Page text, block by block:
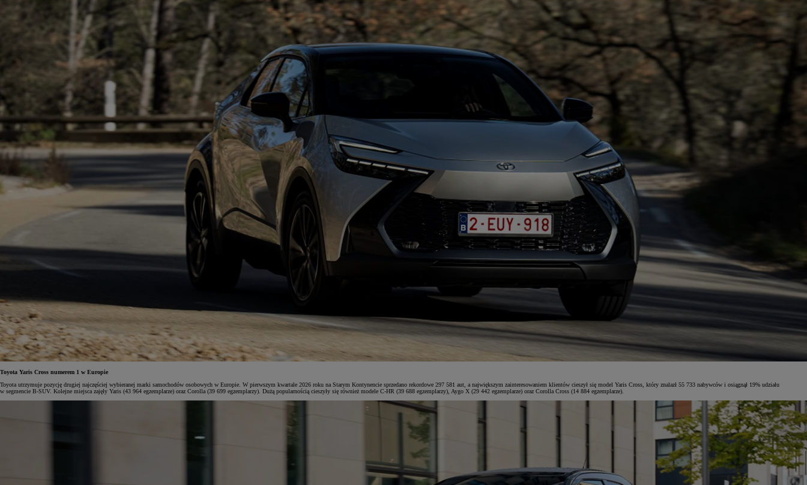
Toyota Yaris Cross numerem 1 w Europie
Toyota utrzymuje pozycję drugiej najczęściej wybieranej marki samochodów osobowych w Europie. W pierwszym kwartale 2026 roku na Starym Kontynencie sprzedano rekordowe 297 581 aut, a największym zainteresowaniem klientów cieszył się model Yaris Cross, który znalazł 55 733 nabywców i osiągnął 19% udziału
w segmencie B-SUV. Kolejne miejsca zajęły Yaris (43 964 egzemplarze) oraz Corolla (39 699 egzemplarzy). Dużą popularnością cieszyły się również modele C-HR (39 688 egzemplarzy), Aygo X (29 442 egzemplarze) oraz Corolla Cross (14 884 egzemplarze).